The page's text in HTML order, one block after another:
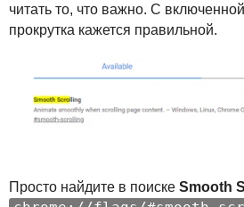
читать то, что важно. С
прокрутка кажется правильной.
Просто найдите в поиске Smooth